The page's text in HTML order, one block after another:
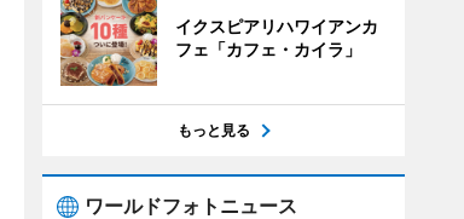
イクスピアリハワイアンカ
フェ「カフェ・カイラ」
もっと見る
ワールドフォトニュース